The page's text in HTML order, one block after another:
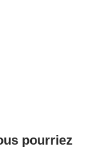
pourriez